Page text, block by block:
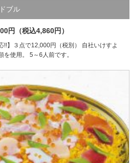
ブル
（税込4,860円）
!!】３点で12,000円（税別） 自社いけすよ
を使用。 5～6人前です。